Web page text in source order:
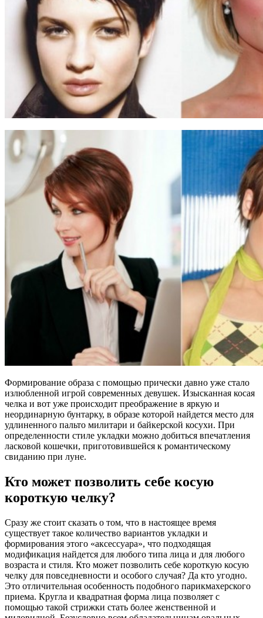
Формирование образа с помощью прически давно уже стало
излюбленной игрой современных девушек. Изысканная косая
челка и вот уже происходит преображение в яркую и
неординарную бунтарку, в образе которой найдется место для
удлиненного пальто милитари и байкерской косухи. При
определенности стиле укладки можно добиться впечатления
ласковой кошечки, приготовившейся к романтическому
свиданию при луне.
Кто может позволить себе косую
короткую челку?
Сразу же стоит сказать о том, что в настоящее время
существует такое количество вариантов укладки и
формирования этого «аксессуара», что подходящая
модификация найдется для любого типа лица и для любого
возраста и стиля. Кто может позволить себе короткую косую
челку для повседневности и особого случая? Да кто угодно.
Это отличительная особенность подобного парикмахерского
приема. Кругла и квадратная форма лица позволяет с
помощью такой стрижки стать более женственной и